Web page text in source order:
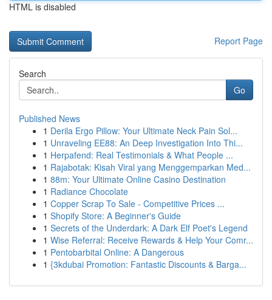
HTML is disabled
Report Page
Search
Go
Published News
1 Derila Ergo Pillow: Your Ultimate Neck Pain Sol...
1 Unraveling EE88: An Deep Investigation Into Thi...
1 Herpafend: Real Testimonials & What People ...
1 Rajabotak: Kisah Viral yang Menggemparkan Med...
1 88m: Your Ultimate Online Casino Destination
1 Radiance Chocolate
1 Copper Scrap To Sale - Competitive Prices ...
1 Shopify Store: A Beginner's Guide
1 Secrets of the Underdark: A Dark Elf Poet's Legend
1 Wise Referral: Receive Rewards & Help Your Comr...
1 Pentobarbital Online: A Dangerous
1 {3kdubai Promotion: Fantastic Discounts & Barga...